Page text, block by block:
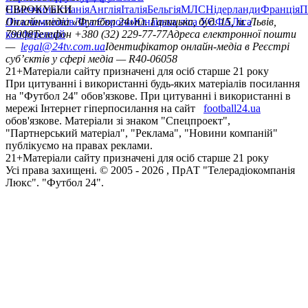
НімеччинаІспаніяАнгліяІталіяБельгіяМЛСНідерландиФранція
ЄВРОКУБКИ
Ліга чемпіонівЛіга ЄвропиЮнацька ліга УЄФАЛіга
конференцій
Онлайн-медіа «Футбол 24»пл. Галицька, буд. 15, м. Львів,
79008Телефон +380 (32) 229-77-77Адреса електронної пошти
— legal@24tv.com.uaІдентифікатор онлайн-медіа в Реєстрі
суб’єктів у сфері медіа — R40-06058
21+Матеріали сайту призначені для осіб старше 21 року
При цитуванні і використанні будь-яких матеріалів посилання
на "Футбол 24" обов'язкове. При цитуванні і використанні в
мережі Інтернет гіперпосилання на сайт
football24.ua
обов'язкове. Матеріали зі знаком "Спецпроект",
"Партнерський матеріал", "Реклама", "Новини компаній"
публікуємо на правах реклами.
21+Матеріали сайту призначені для осіб старше 21 року
Усi права захищенi. © 2005 - 2026 , ПрАТ "Телерадіокомпанія
Люкс". "Футбол 24".